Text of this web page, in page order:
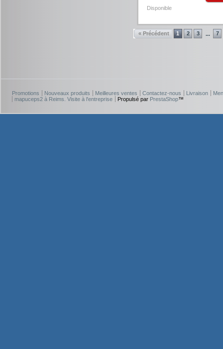
Disponible
« Précédent 1 2 3 ... 7
Promotions Nouveaux produits Meilleures ventes Contactez-nous Livraison
mapuceps2 à Reims. Visite à l'entreprise
Propulsé par PrestaShop™